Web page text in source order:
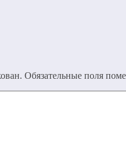
Обязательные поля